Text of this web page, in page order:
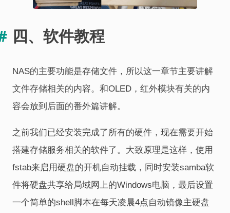
四、软件教程
NAS的主要功能是存储文件，所以这一章节主要讲解
文件存储相关的内容。和OLED，红外模块有关的内
容会放到后面的番外篇讲解。
之前我们已经安装完成了所有的硬件，现在需要开始
搭建存储服务相关的软件了。大致原理是这样，使用
fstab来启用硬盘的开机自动挂载，同时安装samba软
件将硬盘共享给局域网上的Windows电脑，最后设置
一个简单的shell脚本在每天凌晨4点自动镜像主硬盘